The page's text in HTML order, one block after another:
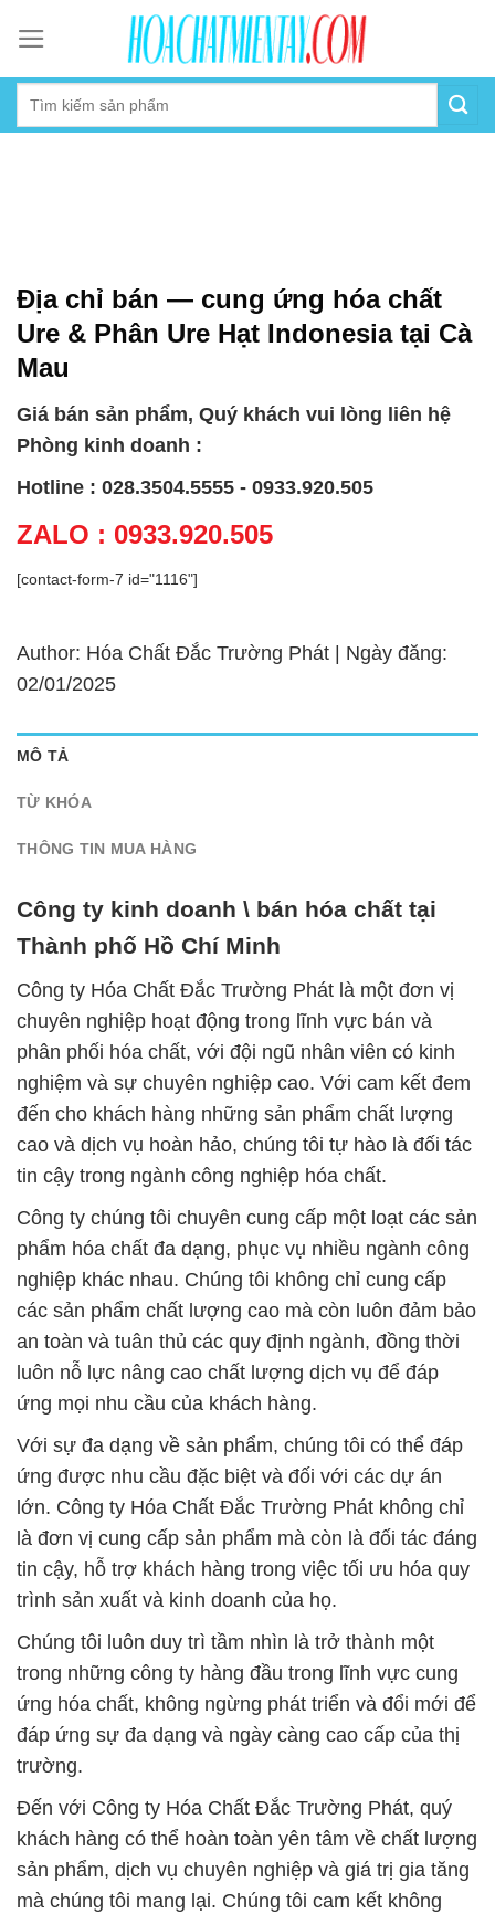
content
Địa chỉ bán — cung ứng hóa chất
Ure & Phân Ure Hạt Indonesia tại Cà
Mau
Giá bán sản phẩm, Quý khách vui lòng liên hệ
Phòng kinh doanh :
Hotline : 028.3504.5555 - 0933.920.505
ZALO : 0933.920.505
[contact-form-7 id="1116"]
Author: Hóa Chất Đắc Trường Phát | Ngày đăng:
02/01/2025
MÔ TẢ
TỪ KHÓA
THÔNG TIN MUA HÀNG
Công ty kinh doanh \ bán hóa chất tại
Thành phố Hồ Chí Minh
Công ty Hóa Chất Đắc Trường Phát là một đơn vị
chuyên nghiệp hoạt động trong lĩnh vực bán và
phân phối hóa chất, với đội ngũ nhân viên có kinh
nghiệm và sự chuyên nghiệp cao. Với cam kết đem
đến cho khách hàng những sản phẩm chất lượng
cao và dịch vụ hoàn hảo, chúng tôi tự hào là đối tác
tin cậy trong ngành công nghiệp hóa chất.
Công ty chúng tôi chuyên cung cấp một loạt các sản
phẩm hóa chất đa dạng, phục vụ nhiều ngành công
nghiệp khác nhau. Chúng tôi không chỉ cung cấp
các sản phẩm chất lượng cao mà còn luôn đảm bảo
an toàn và tuân thủ các quy định ngành, đồng thời
luôn nỗ lực nâng cao chất lượng dịch vụ để đáp
ứng mọi nhu cầu của khách hàng.
Với sự đa dạng về sản phẩm, chúng tôi có thể đáp
ứng được nhu cầu đặc biệt và đối với các dự án
lớn. Công ty Hóa Chất Đắc Trường Phát không chỉ
là đơn vị cung cấp sản phẩm mà còn là đối tác đáng
tin cậy, hỗ trợ khách hàng trong việc tối ưu hóa quy
trình sản xuất và kinh doanh của họ.
Chúng tôi luôn duy trì tầm nhìn là trở thành một
trong những công ty hàng đầu trong lĩnh vực cung
ứng hóa chất, không ngừng phát triển và đổi mới để
đáp ứng sự đa dạng và ngày càng cao cấp của thị
trường.
Đến với Công ty Hóa Chất Đắc Trường Phát, quý
khách hàng có thể hoàn toàn yên tâm về chất lượng
sản phẩm, dịch vụ chuyên nghiệp và giá trị gia tăng
mà chúng tôi mang lại. Chúng tôi cam kết không